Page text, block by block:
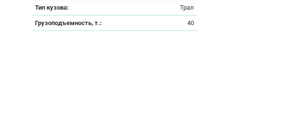
Тип кузова: Трал
Грузоподъемность, т.: 40